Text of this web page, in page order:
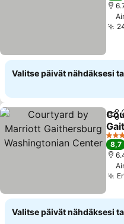
Valitse päivät nähdäksesi
Jaa
3
8,7
Valitse päivät nähdäksesi